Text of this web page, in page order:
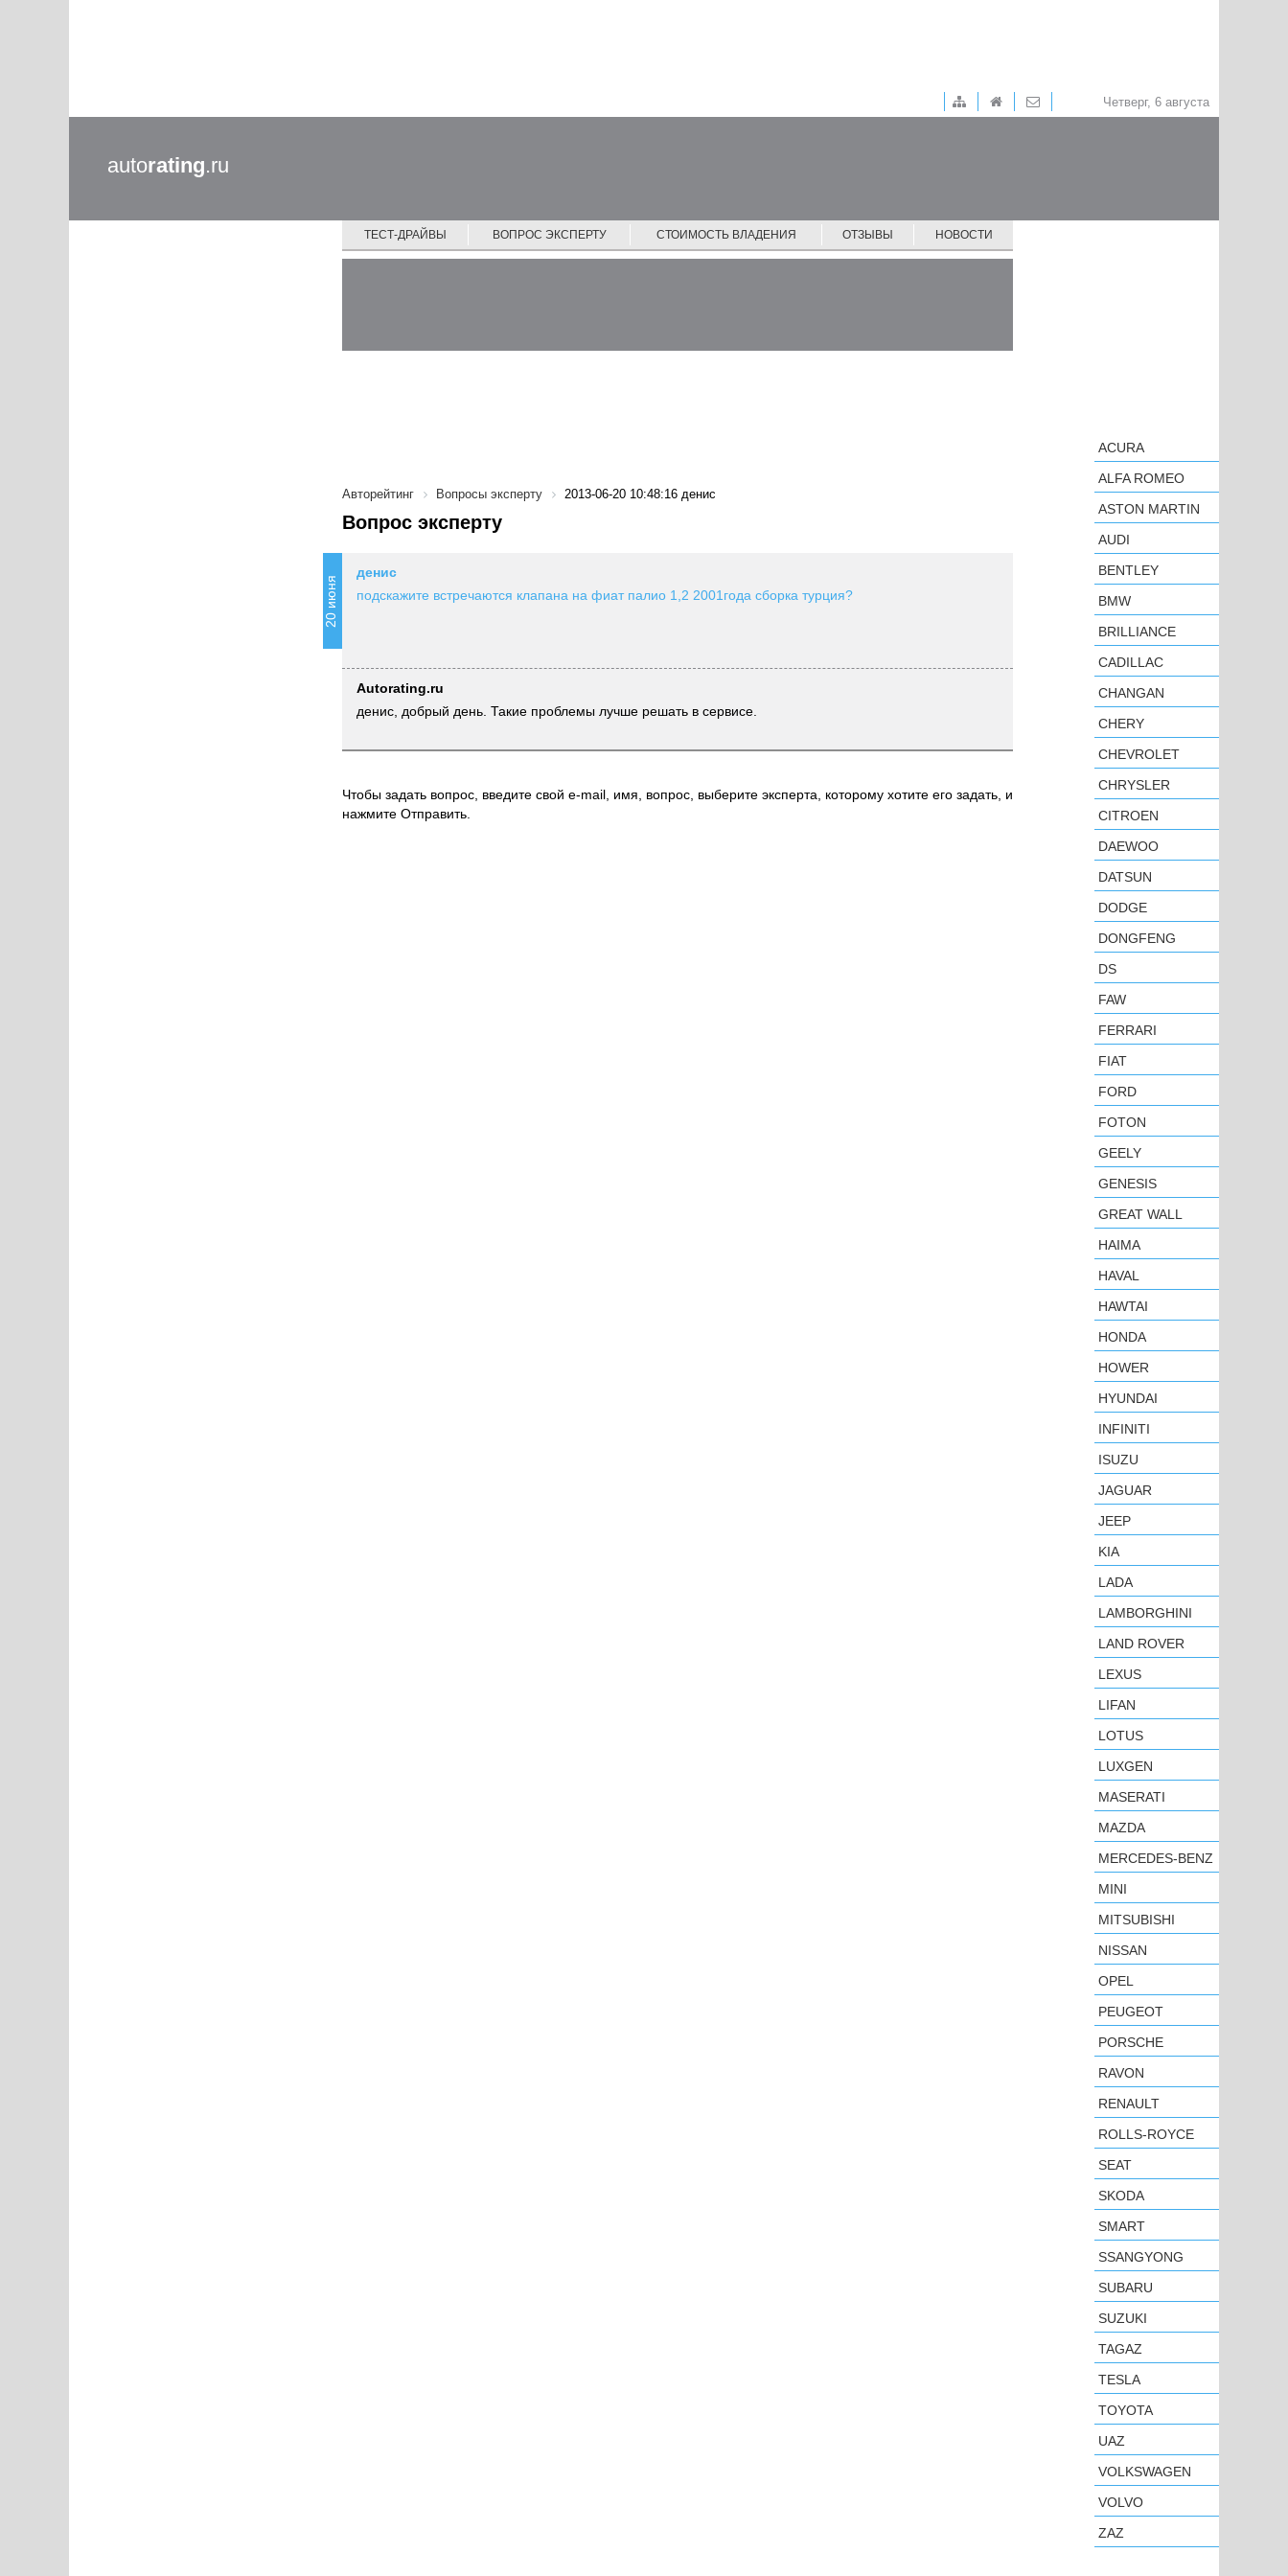
Четверг, 6 августа
autorating.ru
ТЕСТ-ДРАЙВЫ ВОПРОС ЭКСПЕРТУ СТОИМОСТЬ ВЛАДЕНИЯ ОТЗЫВЫ НОВОСТИ
Авторейтинг Вопросы эксперту 2013-06-20 10:48:16 денис
Вопрос эксперту
20 июня
денис
подскажите встречаются клапана на фиат палио 1,2 2001года сборка турция?
Autorating.ru
денис, добрый день. Такие проблемы лучше решать в сервисе.
Чтобы задать вопрос, введите свой e-mail, имя, вопрос, выберите эксперта, которому хотите его задать, и
нажмите Отправить.
ACURA
ALFA ROMEO
ASTON MARTIN
AUDI
BENTLEY
BMW
BRILLIANCE
CADILLAC
CHANGAN
CHERY
CHEVROLET
CHRYSLER
CITROEN
DAEWOO
DATSUN
DODGE
DONGFENG
DS
FAW
FERRARI
FIAT
FORD
FOTON
GEELY
GENESIS
GREAT WALL
HAIMA
HAVAL
HAWTAI
HONDA
HOWER
HYUNDAI
INFINITI
ISUZU
JAGUAR
JEEP
KIA
LADA
LAMBORGHINI
LAND ROVER
LEXUS
LIFAN
LOTUS
LUXGEN
MASERATI
MAZDA
MERCEDES-BENZ
MINI
MITSUBISHI
NISSAN
OPEL
PEUGEOT
PORSCHE
RAVON
RENAULT
ROLLS-ROYCE
SEAT
SKODA
SMART
SSANGYONG
SUBARU
SUZUKI
TAGAZ
TESLA
TOYOTA
UAZ
VOLKSWAGEN
VOLVO
ZAZ